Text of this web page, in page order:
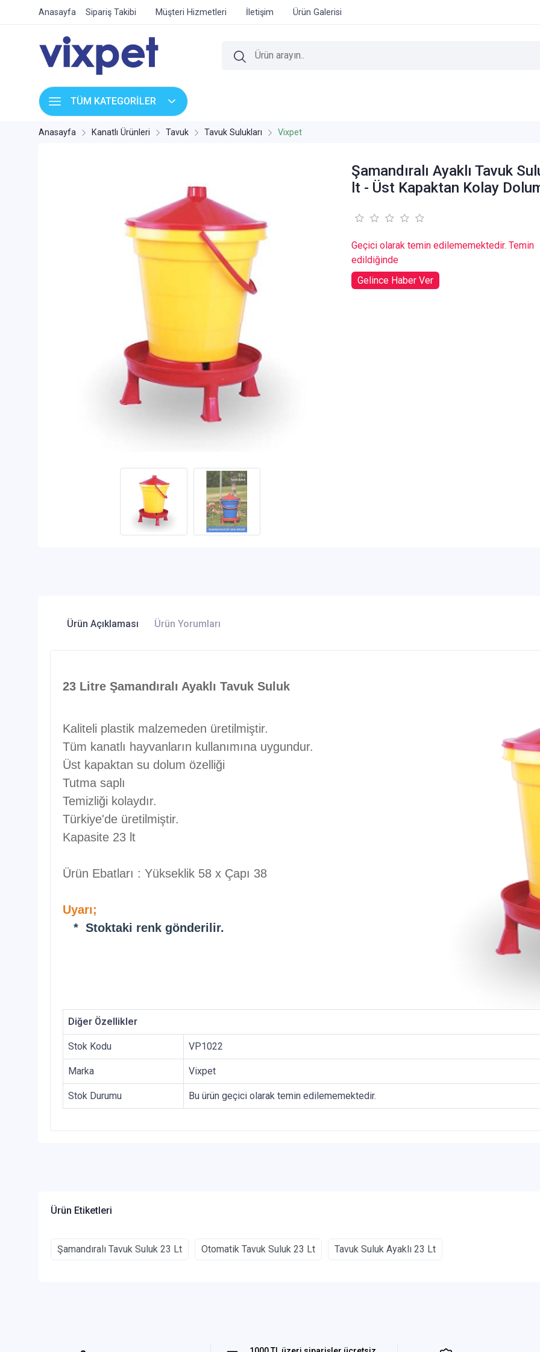
Anasayfa Sipariş Takibi Müşteri Hizmetleri İletişim Ürün Galerisi
TÜM KATEGORİLER
Anasayfa Kanatlı Ürünleri Tavuk Tavuk Sulukları Vixpet
Şamandıralı Ayaklı Tavuk
lt - Üst Kapaktan Kolay
Geçici olarak temin edilememektedir. Temin
edildiğinde
Gelince Haber Ver
Ürün Açıklaması Ürün Yorumları
23 Litre Şamandıralı Ayaklı Tavuk Suluk
Kaliteli plastik malzemeden üretilmiştir.
Tüm kanatlı hayvanların kullanımına uygundur.
Üst kapaktan su dolum özelliği
Tutma saplı
Temizliği kolaydır.
Türkiye'de üretilmiştir.
Kapasite 23 lt
Ürün Ebatları : Yükseklik 58 x Çapı 38
Uyarı;
* Stoktaki renk gönderilir.
Diğer Özellikler
Stok Kodu VP1022
Marka Vixpet
Stok Durumu Bu ürün geçici olarak temin edilememektedir.
Ürün Etiketleri
Şamandıralı Tavuk Suluk 23 Lt Otomatik Tavuk Suluk 23 Lt Tavuk Suluk Ayaklı 23 Lt